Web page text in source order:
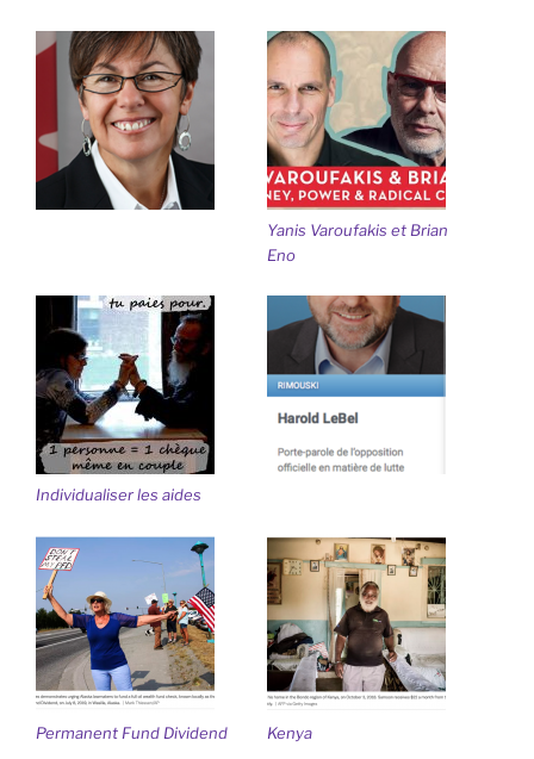
Yanis Varoufakis et Brian
Eno
Individualiser les aides
Permanent Fund Dividend Kenya